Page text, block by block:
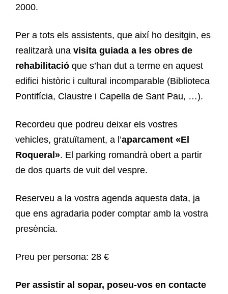
2000.
Per a tots els assistents, que així ho desitgin, es
realitzarà una visita guiada a les obres de
rehabilitació que s’han dut a terme en aquest
edifici històric i cultural incomparable (Biblioteca
Pontifícia, Claustre i Capella de Sant Pau, …).
Recordeu que podreu deixar els vostres
vehicles, gratuïtament, a l’aparcament «El
Roqueral». El parking romandrà obert a partir
de dos quarts de vuit del vespre.
Reserveu a la vostra agenda aquesta data, ja
que ens agradaria poder comptar amb la vostra
presència.
Preu per persona: 28 €
Per assistir al sopar, poseu-vos en contacte